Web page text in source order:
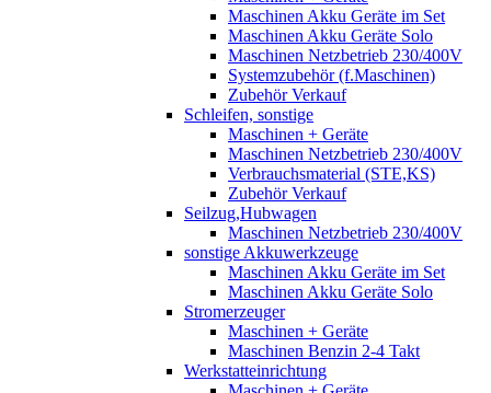
Maschinen Akku Geräte im Set
Maschinen Akku Geräte Solo
Maschinen Netzbetrieb 230/400V
Systemzubehör (f.Maschinen)
Zubehör Verkauf
Schleifen, sonstige
Maschinen + Geräte
Maschinen Netzbetrieb 230/400V
Verbrauchsmaterial (STE,KS)
Zubehör Verkauf
Seilzug,Hubwagen
Maschinen Netzbetrieb 230/400V
sonstige Akkuwerkzeuge
Maschinen Akku Geräte im Set
Maschinen Akku Geräte Solo
Stromerzeuger
Maschinen + Geräte
Maschinen Benzin 2-4 Takt
Werkstatteinrichtung